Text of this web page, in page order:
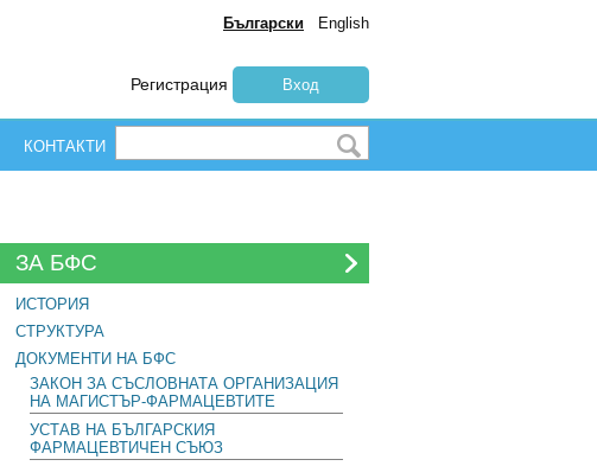
Български English
Регистрация Вход
КОНТАКТИ
ЗА БФС
ИСТОРИЯ
СТРУКТУРА
ДОКУМЕНТИ НА БФС
ЗАКОН ЗА СЪСЛОВНАТА ОРГАНИЗАЦИЯ
НА МАГИСТЪР-ФАРМАЦЕВТИТЕ
УСТАВ НА БЪЛГАРСКИЯ
ФАРМАЦЕВТИЧЕН СЪЮЗ